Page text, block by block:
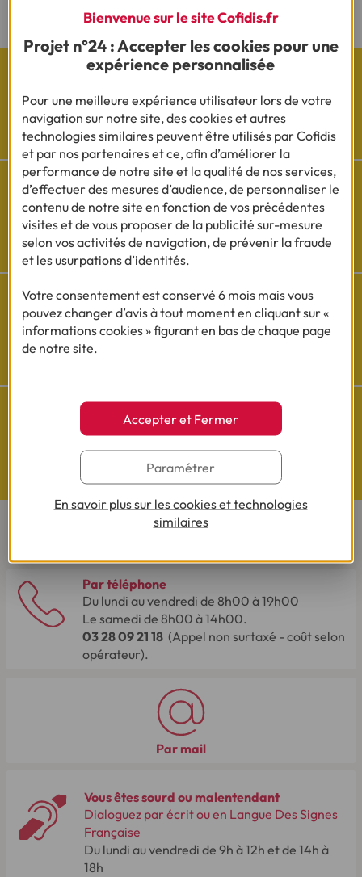
Les actualités Cofidis
Besoin d'aide ?
Découvrez l'espace questions/réponses
Cofidis sur les
Questions de Budget
Nos études exclusives
Par téléphone
Du lundi au vendredi de 8h00 à 19h00
Le samedi de 8h00 à 14h00.
03 28 09 21 18 (Appel non surtaxé - coût selon
opérateur).
Par mail
Vous êtes sourd ou malentendant
Dialoguez par écrit ou en Langue Des Signes
Française
Du lundi au vendredi de 9h à 12h et de 14h à
18h
Bienvenue sur le site Cofidis.fr
Projet n°24 : Accepter les cookies pour une
expérience personnalisée
Pour une meilleure expérience utilisateur lors de votre
navigation sur notre site, des cookies et autres
technologies similaires peuvent être utilisés par Cofidis
et par nos partenaires et ce, afin d’améliorer la
performance de notre site et la qualité de nos services,
d’effectuer des mesures d’audience, de personnaliser le
contenu de notre site en fonction de vos précédentes
visites et de vous proposer de la publicité sur-mesure
selon vos activités de navigation, de prévenir la fraude
et les usurpations d’identités.
Votre consentement est conservé 6 mois mais vous
pouvez changer d’avis à tout moment en cliquant sur «
informations cookies » figurant en bas de chaque page
de notre site.
Accepter et Fermer
Paramétrer
En savoir plus sur les cookies et technologies
similaires